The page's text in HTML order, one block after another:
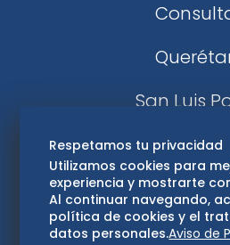
San Luis
Edomex
Respetamos tu privacidad
Utilizamos cookies para
experiencia y mostrarte
Al continuar navegando,
política de cookies y el
datos personales.Aviso de